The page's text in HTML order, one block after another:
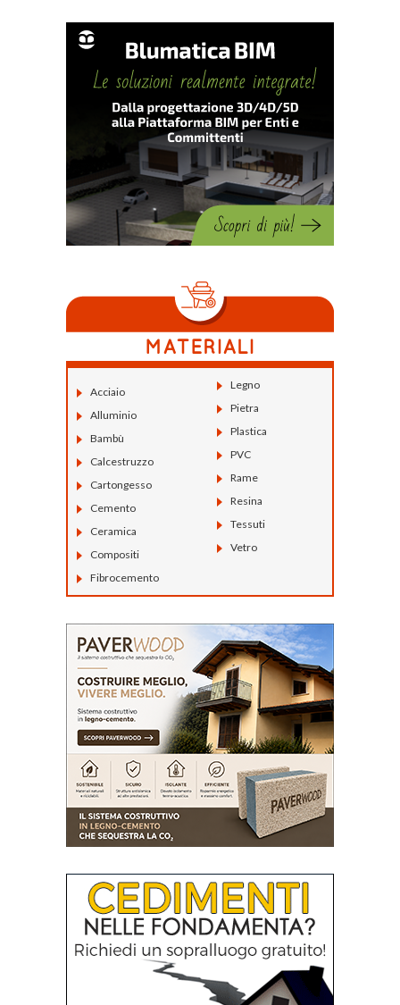
Acciaio
Alluminio
Bambù
Calcestruzzo
Cartongesso
Cemento
Ceramica
Compositi
Fibrocemento
Legno
Pietra
Plastica
PVC
Rame
Resina
Tessuti
Vetro